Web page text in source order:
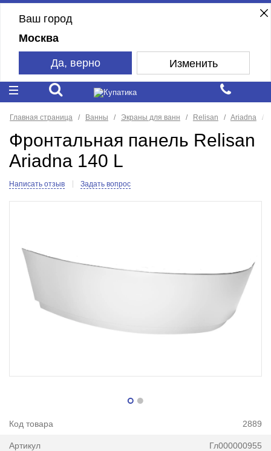
Ваш город
Москва
Да, верно Изменить
Главная страница Ванны Экраны для ванн Relisan Ariadna
Фронтальная панель Relisan
Ariadna 140 L
Написать отзыв Задать вопрос
Код товара 2889
Артикул Гл000000955